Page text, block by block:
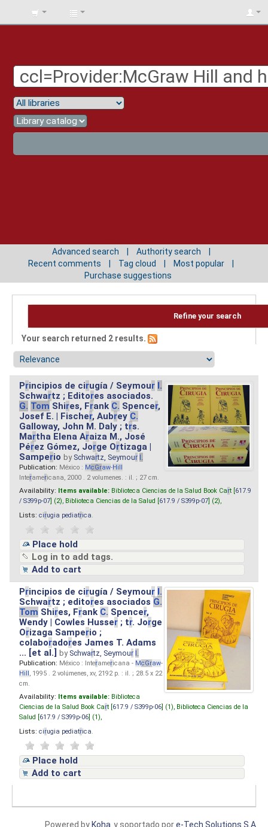
BIBLIOTECA
Advanced search
Authority search
Recent comments
Tag cloud
Most popular
Purchase suggestions
Refine your search
Your search returned 2 results.
Principios de cirugía / Seymour I.
Schwartz ; Editores asociados.
G. Tom Shires, Frank C. Spencer,
Josef E. | Fischer, Aubrey C.
Galloway, John M. Daly ; trs.
Martha Elena Araiza M., José
Pérez Gómez, Jorge Ortizaga |
Samperio by Schwartz, Seymour I.
Publication: México : McGraw-Hill
Interamericana, 2000 . 2 volumenes. : il. ; 27 cm.
Availability: Items available: Biblioteca Ciencias de la Salud Book Cart [ 617.9
/ S399p-07 ] (2), Biblioteca Ciencias de la Salud [ 617.9 / S399p-07 ] (2),
Lists: cirugia pediatrica
Place hold
Log in to add tags.
Add to cart
Principios de cirugía / Seymour I.
Schwartz ; editores asociados G.
Tom Shires, Frank C. Spencer,
Wendy | Cowles Husser ; tr. Jorge
Orizaga Samperio ;
colaboradores James T. Adams
... [et al.]by Schwartz, Seymour I.
Publication: México : Interamericana - McGraw-
Hill, 1995 . 2 volúmenes, xv, 2192 p. : il. ; 28.5 x 22
cm.
Availability: Items available: Biblioteca
Ciencias de la Salud Book Cart [ 617.9 / S399p-06 ] (1), Biblioteca Ciencias de la
Salud [ 617.9 / S399p-06 ] (1),
Lists: cirugia pediatrica
Place hold
Add to cart
y soportado pore-Tech Solutions S.A
Powered by Koha